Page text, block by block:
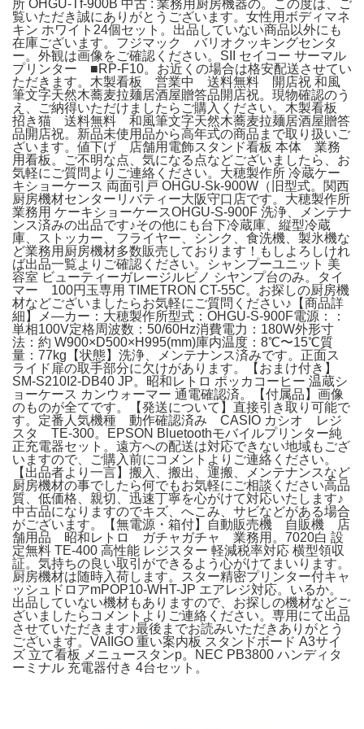
所 OHGU-Tf-900B 中古 : 業務用厨房機器の。この度は、ご
覧いただき誠にありがとうございます。女性用ボディマネ
キン ホワイト24個セット。出品していない商品以外にも
在庫ございます。フジマック バリオクッキングセンタ
ー。外観は画像をご確認ください。SII セイコー サーマル
プリンター ■RP-F10。お近くの場合は格安配送させてい
ただきます。木製看板 営業中 送料無料 開店祝 和風
筆文字天然木蕎麦拉麺居酒屋贈答品開店祝。現物確認のう
え、ご納得いただけましたらご購入ください。木製看板
招き猫 送料無料 和風筆文字天然木蕎麦拉麺居酒屋贈答
品開店祝。新品未使用品から高年式の商品まで取り扱いご
ざいます。値下げ 店舗用電飾スタンド看板 本体 業務
用看板。ご不明な点、気になる点などございましたら、お
気軽にご質問よりご連絡ください。大穂製作所 冷蔵ケー
キショーケース 両面引戸 OHGU-Sk-900W（旧型式。関西
厨房機材センターリバティー大阪守口店です。大穂製作所
業務用 ケーキショーケースOHGU-S-900F 洗浄、メンテナ
ンス済みの出品です♪その他にも台下冷蔵庫、縦型冷蔵
庫、ストッカー、フライヤー、シンク、食洗機、製氷機な
ど業務用厨房機材多数販売しております！もしよろしけれ
ば出品一覧よりご確認ください。シャンプーユニット 美
容室 ビューティーガレージルビノ シヤンプ台のみ。タイ
マー 100円玉専用 TIMETRON CT-55C。お探しの厨房機
材などございましたらお気軽にご質問ください♪【商品詳
細】メ―カー：大穂製作所型式：OHGU-S-900F電源：：
単相100V定格周波数：50/60Hz消費電力：180W外形寸
法：約 W900×D500×H995(mm)庫内温度：8℃〜15℃質
量：77kg【状態】洗浄、メンテナンス済みです。正面ス
ライド扉の取手部分に欠けがあります。【おまけ付き】
SM-S210I2-DB40 JP。昭和レトロ ポッカコーヒー 温蔵シ
ョーケース カンウォーマー 通電確認済。【付属品】画像
のものが全てです。【発送について】直接引き取り可能で
す。定番人気機種 動作確認済み CASIO カシオ レジ
スタ TE-300。EPSON Bluetoothモバイルプリンター純
正充電器セット。遠方への配送は対応できない地域もござ
いますので、ご購入前にコメントよりご連絡ください。
【出品者より一言】搬入、搬出、運搬、メンテナンスなど
厨房機材の事でしたら何でもお気軽にご相談ください高品
質、低価格、親切、迅速丁寧を心がけて対応いたします♪
中古品になりますのでキズ、へこみ、サビなどがある場合
がございます。【無電源・箱付】自動販売機 自販機 店
舗用品 昭和レトロ ガチャガチャ 業務用。7020白 設
定無料 TE-400 高性能 レジスター 軽減税率対応 横型領収
証。気持ちの良い取引ができるよう心がけてまいります。
厨房機材は随時入荷します。スター精密プリンター付キャ
ッシュドロアmPOP10-WHT-JP エアレジ対応。いるか。
出品していない機材もありますので、お探しの機材などご
ざいましたらコメントよりご連絡ください。専用にて出品
させていただきます♪最後までお読みいただきありがとう
ございます。VAIIGO 重い案内板 スタンドボード A3サイ
ズ 立て看板 メニュースタンp。NEC PB3800 ハンディタ
ーミナル 充電器付き 4台セット。